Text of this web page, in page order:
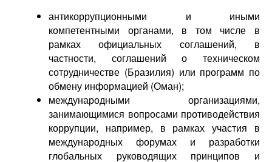
антикоррупционными и иными
компетентными органами, в том числе в
рамках официальных соглашений, в
частности, соглашений о техническом
сотрудничестве (Бразилия) или программ по
обмену информацией (Оман);
международными организациями,
занимающимися вопросами противодействия
коррупции, например, в рамках участия в
международных форумах и разработки
глобальных руководящих принципов и